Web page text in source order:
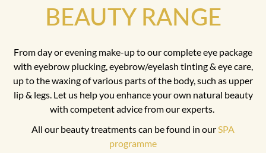
BEAUTY RANGE
From day or evening make-up to our complete eye package
with eyebrow plucking, eyebrow/eyelash tinting & eye care,
up to the waxing of various parts of the body, such as upper
lip & legs. Let us help you enhance your own natural beauty
with competent advice from our experts.
All our beauty treatments can be found in ourSPA
programme